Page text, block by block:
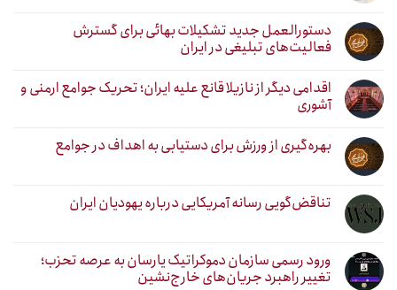
دستورالعمل جدید تشکیلات بهائی برای گسترش
فعالیت‌های تبلیغی در ایران
اقدامی دیگر از نازیلا قانع علیه ایران؛ تحریک جوامع ارمنی و
آشوری
بهره‌گیری از ورزش برای دستیابی به اهداف در جوامع
تناقض‌گویی رسانه آمریکایی درباره یهودیان ایران
ورود رسمی سازمان دموکراتیک یارسان به عرصه تحزب؛
تغییر راهبرد جریان‌های خارج‌نشین